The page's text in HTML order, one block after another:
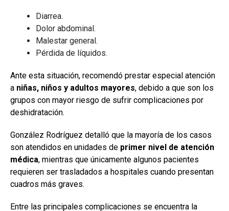
Diarrea.
Dolor abdominal.
Malestar general.
Pérdida de líquidos.
Ante esta situación, recomendó prestar especial atención
a niñas, niños y adultos mayores, debido a que son los
grupos con mayor riesgo de sufrir complicaciones por
deshidratación.
González Rodríguez detalló que la mayoría de los casos
son atendidos en unidades de primer nivel de atención
médica, mientras que únicamente algunos pacientes
requieren ser trasladados a hospitales cuando presentan
cuadros más graves.
Entre las principales complicaciones se encuentra la